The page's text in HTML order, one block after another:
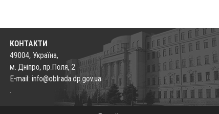
КОНТАКТИ
49004, Україна,
м. Дніпро, пр.Поля, 2
E-mail: info@oblrada.dp.gov.ua
.